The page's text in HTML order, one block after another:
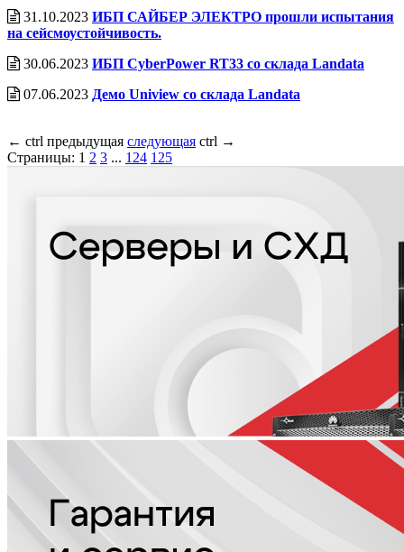
31.10.2023 ИБП САЙБЕР ЭЛЕКТРО прошли испытания
на сейсмоустойчивость.
30.06.2023 ИБП CyberPower RT33 со cклада Landata
07.06.2023 Демо Uniview со склада Landata
← ctrl предыдущая следующая ctrl →
Страницы: 1 2 3 ... 124 125